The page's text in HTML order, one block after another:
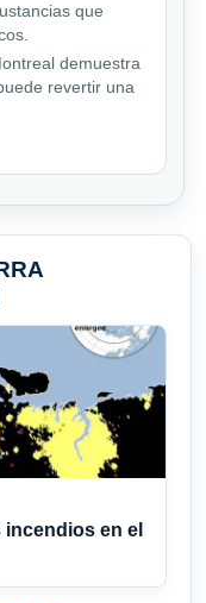
que
demuestra
revertir una
en el